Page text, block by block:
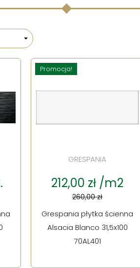
Promocja!
GRESPANIA
212,00 zł /m2
260,00 zł
Grespania płytka ścienna
Alsacia Blanco 31,5x100
70AL401